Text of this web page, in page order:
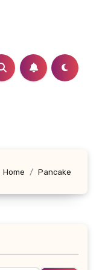
Home Pancake